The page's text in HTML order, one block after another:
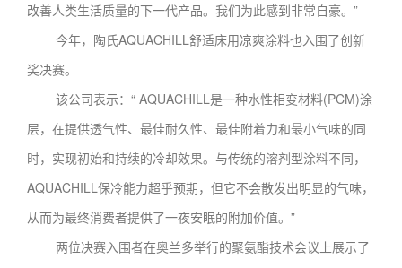
改善人类生活质量的下一代产品。我们为此感到非常自豪。”
今年，陶氏AQUACHILL舒适床用凉爽涂料也入围了创新
奖决赛。
该公司表示：“ AQUACHILL是一种水性相变材料(PCM)涂
层，在提供透气性、最佳耐久性、最佳附着力和最小气味的同
时，实现初始和持续的冷却效果。与传统的溶剂型涂料不同，
AQUACHILL保冷能力超乎预期，但它不会散发出明显的气味，
从而为最终消费者提供了一夜安眠的附加价值。”
两位决赛入围者在奥兰多举行的聚氨酯技术会议上展示了